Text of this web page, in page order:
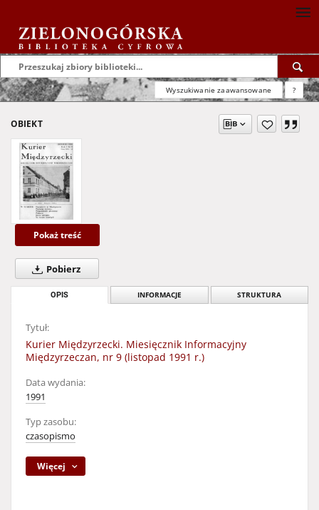
Wyszukiwanie zaawansowane ?
OBIEKT
Pokaż treść
Pobierz
OPIS INFORMACJE STRUKTURA
Tytuł:
Kurier Międzyrzecki. Miesięcznik Informacyjny
Międzyrzeczan, nr 9 (listopad 1991 r.)
Data wydania:
1991
Typ zasobu:
czasopismo
Więcej